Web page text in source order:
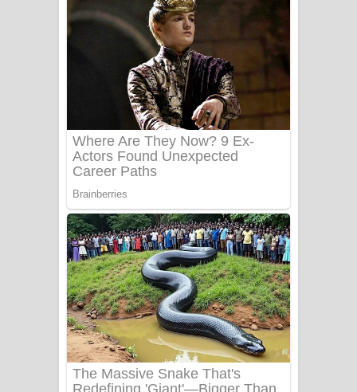
Heavy Weight Song Lyrics
Aye Lanweela Song Lyrics - ආයේ
ලංවීලා ගීතයේ පද පෙළ
Ala purannata Song Lyrics - ආල
පුරන්නට ගීතයේ පද පෙළ
FEVER DREAM Lyrics - Alex Warren
BTS : Hooligan Lyrics
Apa Hamuwee Song Lyrics - අප හමුවී
ගීතයේ පද පෙළ
PATHINIYE Song Lyrics - පතිනියනේ
ගීතයේ පද පෙළ